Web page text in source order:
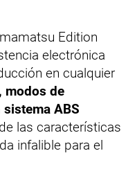
Edition
electrónica
en cualquier
modos de
ABS
las características
infalible para el